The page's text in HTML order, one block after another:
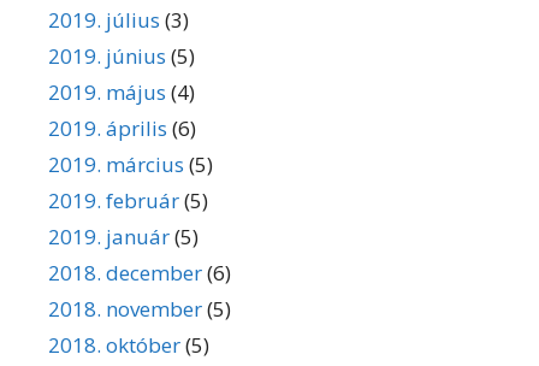
2019. július (3)
2019. június (5)
2019. május (4)
2019. április (6)
2019. március (5)
2019. február(5)
2019. január(5)
2018. december(6)
2018. november(5)
2018. október(5)